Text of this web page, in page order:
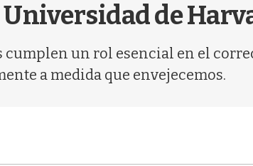
de
cumplen un rol esencial en el
a medida que envejecemos.